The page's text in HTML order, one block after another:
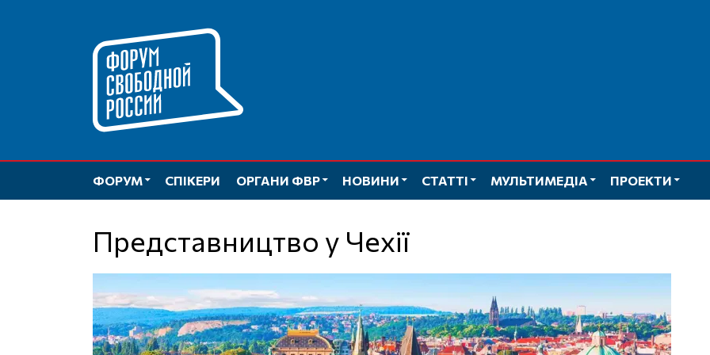
ФОРУМ СПІКЕРИ ОРГАНИ ФВР НОВИНИ СТАТТІ МУЛЬТИМЕДІА
ПРОЕКТИ
Представництво у Чехії